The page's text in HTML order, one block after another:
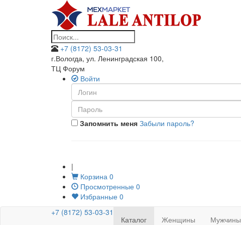
+7 (8172) 53-03-31
г.Вологда, ул. Ленинградская 100,
ТЦ Форум
Войти
Запомнить меня Забыли пароль?
|
Корзина 0
Просмотренные 0
Избранные 0
+7 (8172) 53-03-31
Каталог Женщины Мужчины